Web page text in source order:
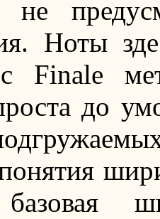
Ноты
Finale
до
базовая